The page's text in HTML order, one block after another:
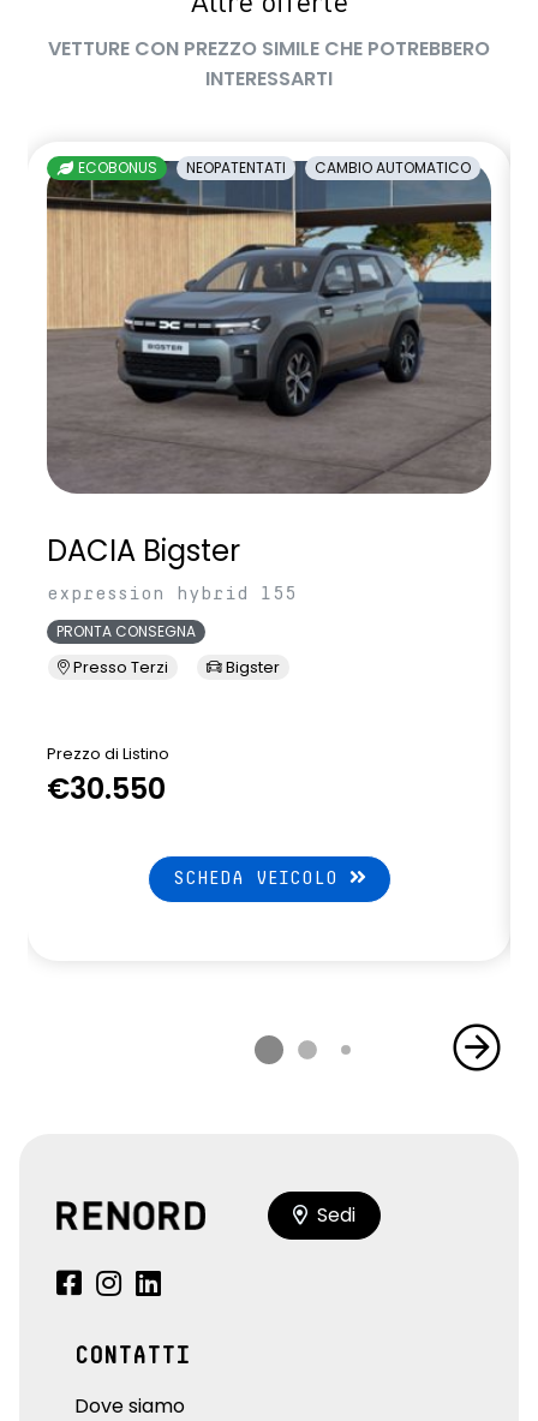
VETTURE CON PREZZO SIMILE CHE POTREBBERO
INTERESSARTI
ECOBONUS NEOPATENTATI CAMBIO AUTOMATICO
DACIA Bigster
expression hybrid 155
PRONTA CONSEGNA
Presso Terzi Bigster
Prezzo di Listino
€30.550
SCHEDA VEICOLO
Sedi
CONTATTI
Dove siamo